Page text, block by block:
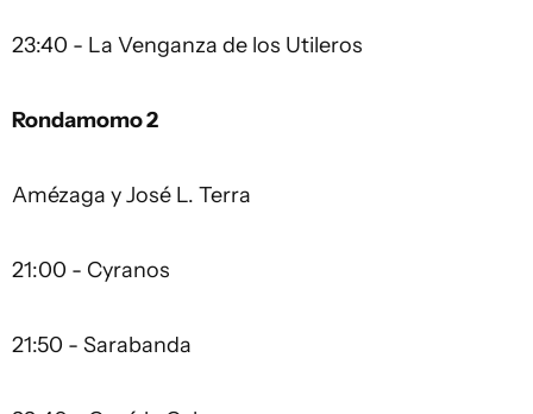
23:40 - La Venganza de los Utileros
Rondamomo 2
Amézaga y José L. Terra
21:00 - Cyranos
21:50 - Sarabanda